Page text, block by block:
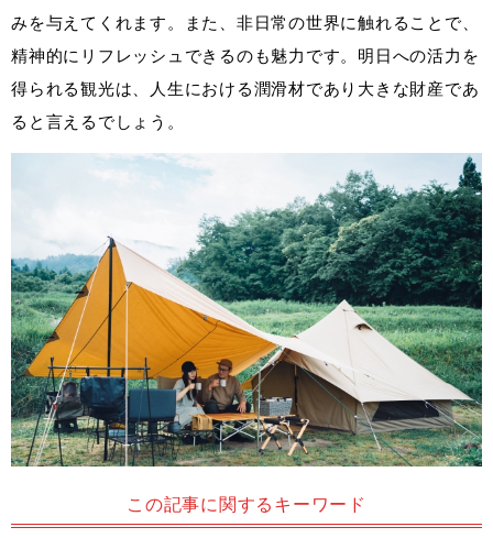
みを与えてくれます。また、非日常の世界に触れることで、
精神的にリフレッシュできるのも魅力です。明日への活力を
得られる観光は、人生における潤滑材であり大きな財産であ
ると言えるでしょう。
この記事に関するキーワード